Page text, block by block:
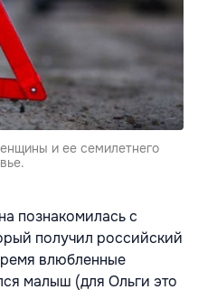
и ее семилетнего
познакомилась с
получил российский
влюбленные
малыш (для Ольги это